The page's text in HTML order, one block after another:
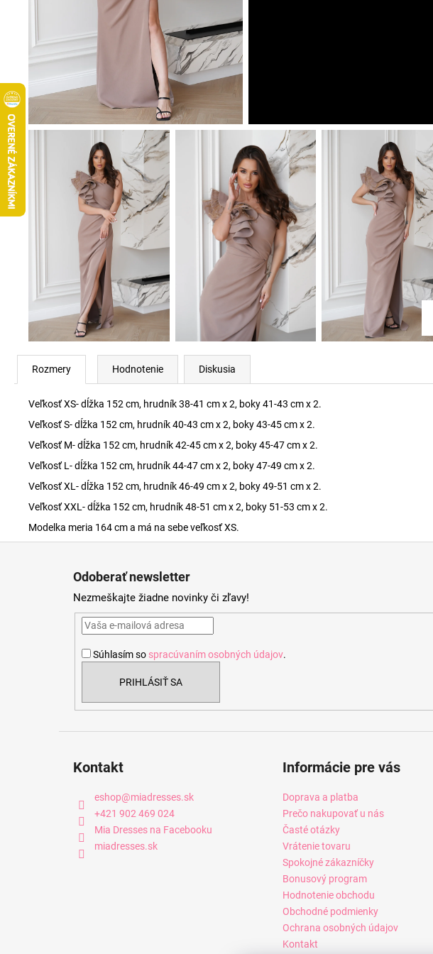
Rozmery Hodnotenie Diskusia
Veľkosť XS- dĺžka 152 cm, hrudník 38-41 cm x 2, boky 41-43 cm x 2.
Veľkosť S- dĺžka 152 cm, hrudník 40-43 cm x 2, boky 43-45 cm x 2.
Veľkosť M- dĺžka 152 cm, hrudník 42-45 cm x 2, boky 45-47 cm x 2.
Veľkosť L- dĺžka 152 cm, hrudník 44-47 cm x 2, boky 47-49 cm x 2.
Veľkosť XL- dĺžka 152 cm, hrudník 46-49 cm x 2, boky 49-51 cm x 2.
Veľkosť XXL- dĺžka 152 cm, hrudník 48-51 cm x 2, boky 51-53 cm x 2.
Modelka meria 164 cm a má na sebe veľkosť XS.
Odoberať newsletter
Nezmeškajte žiadne novinky či zľavy!
Súhlasím so spracúvaním osobných údajov.
PRIHLÁSIŤ SA
Kontakt
eshop@miadresses.sk
+421 902 469 024
Mia Dresses na Facebooku
miadresses.sk
Informácie pre vás
Doprava a platba
Prečo nakupovať u nás
Časté otázky
Vrátenie tovaru
Spokojné zákazníčky
Bonusový program
Hodnotenie obchodu
Obchodné podmienky
Ochrana osobných údajov
Kontakt